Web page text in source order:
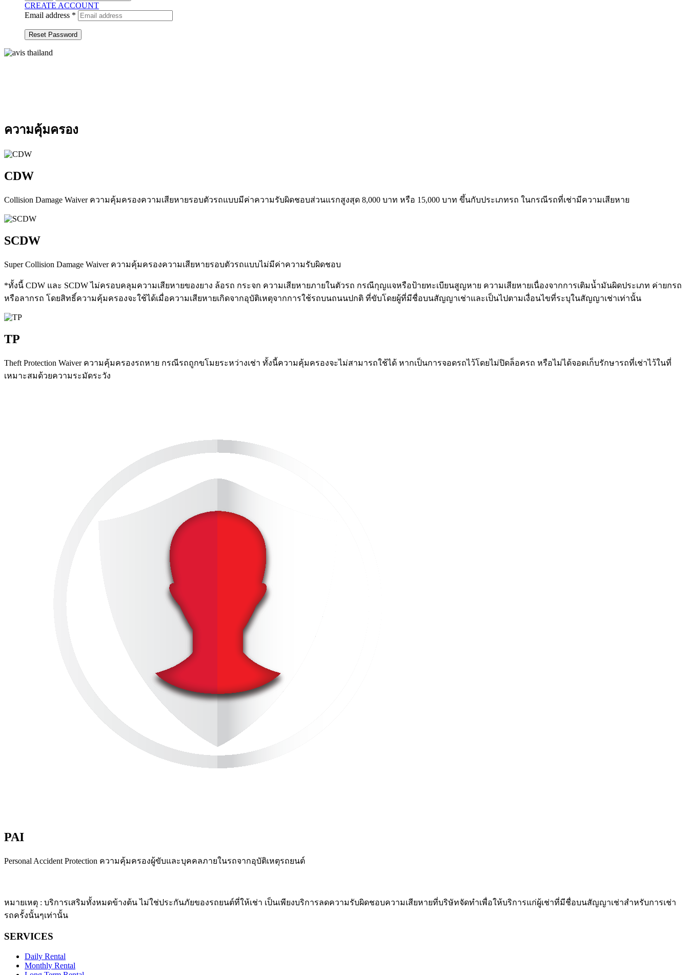
CREATE ACCOUNT
Email address *
Reset Password
ความคุ้มครอง
CDW
Collision Damage Waiver ความคุ้มครองความเสียหายรอบตัวรถแบบมีค่าความรับผิดชอบส่วนแรกสูงสุด 8,000 บาท หรือ 15,000 บาท ขึ้นกับประเภทรถ ในกรณีรถที่เช่ามีความเสียหาย
SCDW
Super Collision Damage Waiver ความคุ้มครองความเสียหายรอบตัวรถแบบไม่มีค่าความรับผิดชอบ
*ทั้งนี้ CDW และ SCDW ไม่ครอบคลุมความเสียหายของยาง ล้อรถ กระจก ความเสียหายภายในตัวรถ กรณีกุญแจหรือป้ายทะเบียนสูญหาย ความเสียหายเนื่องจากการเติมน้ำมันผิดประเภท ค่ายกรถ
หรือลากรถ โดยสิทธิ์ความคุ้มครองจะใช้ได้เมื่อความเสียหายเกิดจากอุบัติเหตุจากการใช้รถบนถนนปกติ ที่ขับโดยผู้ที่มีชื่อบนสัญญาเช่าและเป็นไปตามเงื่อนไขที่ระบุในสัญญาเช่าเท่านั้น
TP
Theft Protection Waiver ความคุ้มครองรถหาย กรณีรถถูกขโมยระหว่างเช่า ทั้งนี้ความคุ้มครองจะไม่สามารถใช้ได้ หากเป็นการจอดรถไว้โดยไม่ปิดล็อครถ หรือไม่ได้จอดเก็บรักษารถที่เช่าไว้ในที่
เหมาะสมด้วยความระมัดระวัง
PAI
Personal Accident Protection ความคุ้มครองผู้ขับและบุคคลภายในรถจากอุบัติเหตุรถยนต์
หมายเหตุ : บริการเสริมทั้งหมดข้างต้น ไม่ใช่ประกันภัยของรถยนต์ที่ให้เช่า เป็นเพียงบริการลดความรับผิดชอบความเสียหายที่บริษัทจัดทำเพื่อให้บริการแก่ผู้เช่าที่มีชื่อบนสัญญาเช่าสำหรับการเช่า
รถครั้งนั้นๆเท่านั้น
SERVICES
Daily Rental
Monthly Rental